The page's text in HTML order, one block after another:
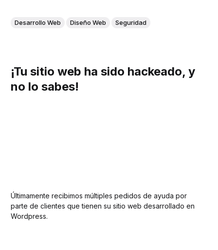
Desarrollo Web Diseño Web Seguridad
¡Tu sitio web ha sido hackeado, y
no lo sabes!
Últimamente recibimos múltiples pedidos de ayuda por
parte de clientes que tienen su sitio web desarrollado en
Wordpress.